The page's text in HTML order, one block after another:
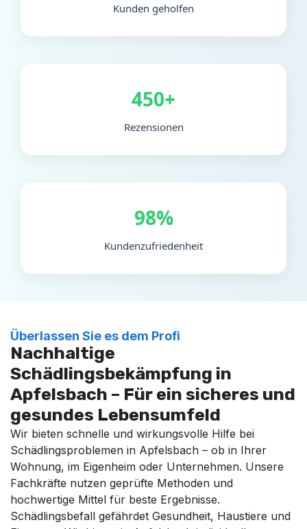
Kunden geholfen
450+
Rezensionen
98%
Kundenzufriedenheit
Überlassen Sie es dem Profi
Nachhaltige
Schädlingsbekämpfung in
Apfelsbach – Für ein sicheres und
gesundes Lebensumfeld
Wir bieten schnelle und wirkungsvolle Hilfe bei
Schädlingsproblemen in Apfelsbach – ob in Ihrer
Wohnung, im Eigenheim oder Unternehmen. Unsere
Fachkräfte nutzen geprüfte Methoden und
hochwertige Mittel für beste Ergebnisse.
Schädlingsbefall gefährdet Gesundheit, Haustiere und